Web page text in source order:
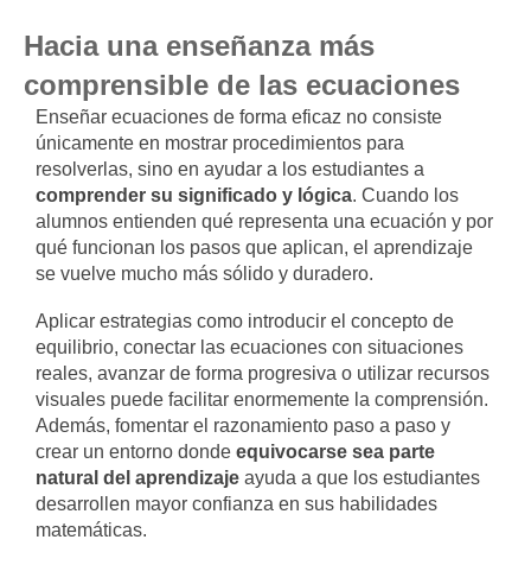
Hacia una enseñanza más
comprensible de las ecuaciones
Enseñar ecuaciones de forma eficaz no consiste
únicamente en mostrar procedimientos para
resolverlas, sino en ayudar a los estudiantes a
comprender su significado y lógica. Cuando los
alumnos entienden qué representa una ecuación y por
qué funcionan los pasos que aplican, el aprendizaje
se vuelve mucho más sólido y duradero.
Aplicar estrategias como introducir el concepto de
equilibrio, conectar las ecuaciones con situaciones
reales, avanzar de forma progresiva o utilizar recursos
visuales puede facilitar enormemente la comprensión.
Además, fomentar el razonamiento paso a paso y
crear un entorno donde equivocarse sea parte
natural del aprendizaje ayuda a que los estudiantes
desarrollen mayor confianza en sus habilidades
matemáticas.